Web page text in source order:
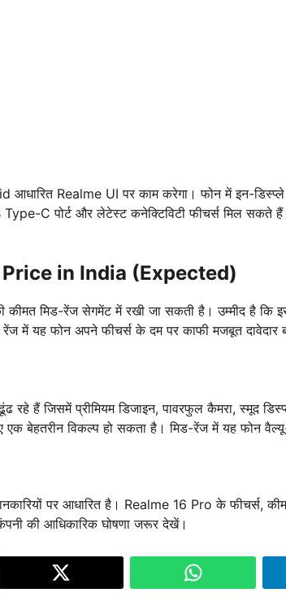
आधारित Realme UI पर काम करेगा। फोन में इन-
Type-C पोर्ट और लेटेस्ट कनेक्टिविटी फीचर्स मिल सकते
Price in India (Expected)
कीमत मिड-रेंज सेगमेंट में रखी जा सकती है। उम्मीद है
में यह फोन अपने फीचर्स के दम पर काफी मजबूत दावेदार
रहे हैं जिसमें प्रीमियम डिजाइन, पावरफुल कैमरा, स्मूद
बेहतरीन विकल्प हो सकता है। मिड-रेंज में यह फोन वैल्यू-
पर आधारित है। Realme 16 Pro के फीचर्स,
की आधिकारिक घोषणा जरूर देखें।